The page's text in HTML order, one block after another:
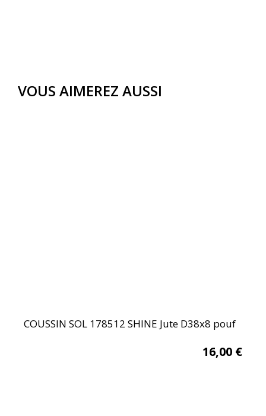
VOUS AIMEREZ AUSSI
COUSSIN SOL 178512 SHINE Jute D38x8 pouf
16,00 €